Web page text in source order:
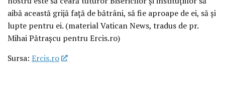
aibă această grijă față de bătrâni, să fie aproape de ei, să și
lupte pentru ei. (material Vatican News, tradus de pr.
Mihai Pătrașcu pentru Ercis.ro)
Sursa: Ercis.ro